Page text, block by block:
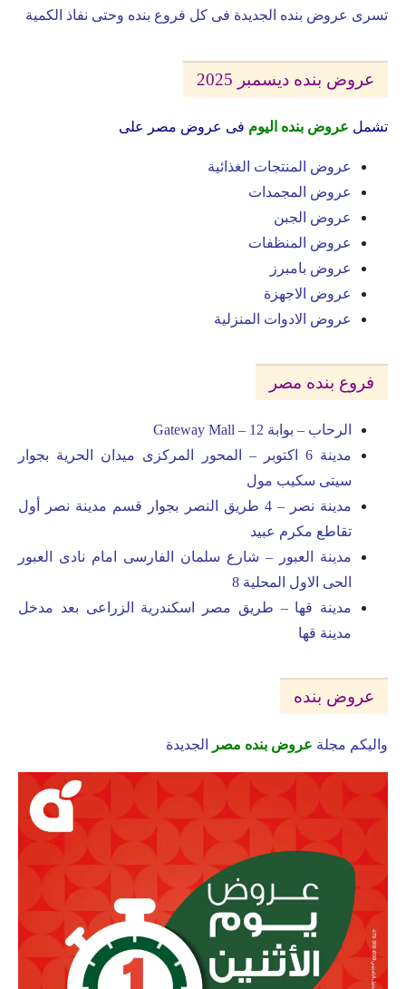
تسرى عروض بنده الجديدة فى كل فروع بنده وحتى نفاذ الكمية
عروض بنده ديسمبر 2025
تشمل عروض بنده اليوم فى عروض مصر على
عروض المنتجات الغذائية
عروض المجمدات
عروض الجبن
عروض المنظفات
عروض بامبرز
عروض الاجهزة
عروض الادوات المنزلية
فروع بنده مصر
الرحاب – بوابة 12 – Gateway Mall
مدينة 6 اكتوبر – المحور المركزى ميدان الحرية بجوار
سيتى سكيب مول
مدينة نصر – 4 طريق النصر بجوار قسم مدينة نصر أول
تقاطع مكرم عبيد
مدينة العبور – شارع سلمان الفارسى امام نادى العبور
الحى الاول المحلية 8
مدينة قها – طريق مصر اسكندرية الزراعى بعد مدخل
مدينة قها
عروض بنده
واليكم مجلة عروض بنده مصر الجديدة